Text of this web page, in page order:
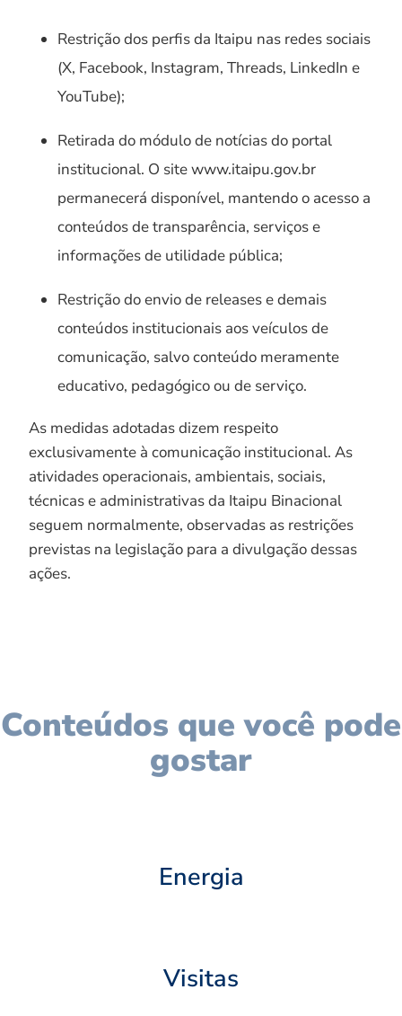
Restrição dos perfis da Itaipu nas redes sociais
(X, Facebook, Instagram, Threads, LinkedIn e
YouTube);
Retirada do módulo de notícias do portal
institucional. O site www.itaipu.gov.br
permanecerá disponível, mantendo o acesso a
conteúdos de transparência, serviços e
informações de utilidade pública;
Restrição do envio de releases e demais
conteúdos institucionais aos veículos de
comunicação, salvo conteúdo meramente
educativo, pedagógico ou de serviço.
As medidas adotadas dizem respeito
exclusivamente à comunicação institucional. As
atividades operacionais, ambientais, sociais,
técnicas e administrativas da Itaipu Binacional
seguem normalmente, observadas as restrições
previstas na legislação para a divulgação dessas
ações.
Conteúdos que você pode
gostar
Energia
Visitas